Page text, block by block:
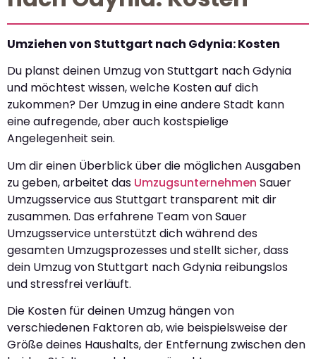
Umziehen von Stuttgart nach Gdynia: Kosten
Du planst deinen Umzug von Stuttgart nach Gdynia
und möchtest wissen, welche Kosten auf dich
zukommen? Der Umzug in eine andere Stadt kann
eine aufregende, aber auch kostspielige
Angelegenheit sein.
Um dir einen Überblick über die möglichen Ausgaben
zu geben, arbeitet das Umzugsunternehmen Sauer
Umzugsservice aus Stuttgart transparent mit dir
zusammen. Das erfahrene Team von Sauer
Umzugsservice unterstützt dich während des
gesamten Umzugsprozesses und stellt sicher, dass
dein Umzug von Stuttgart nach Gdynia reibungslos
und stressfrei verläuft.
Die Kosten für deinen Umzug hängen von
verschiedenen Faktoren ab, wie beispielsweise der
Größe deines Haushalts, der Entfernung zwischen den